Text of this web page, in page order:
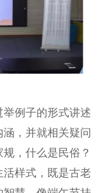
例子的形式讲述
，并就相关疑问
，什么是民俗？
活样式，既是古老